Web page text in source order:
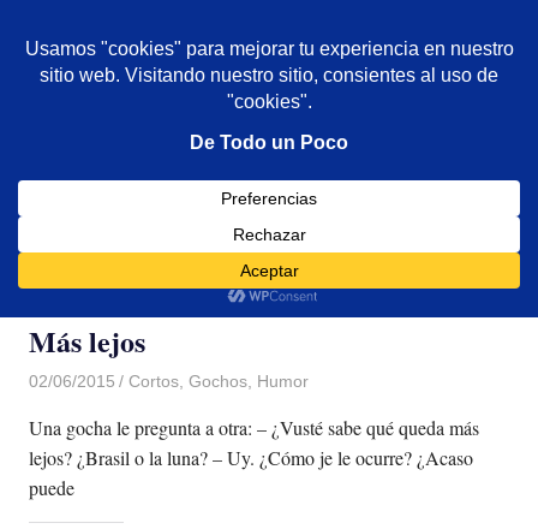
contenido
De todo un poco
Reflexiones,
Viajes
MENÚ
Categoría:Gochos
Más lejos
02/06/2015 Luis Castellanos
Cortos, Gochos, Humor
Una gocha le pregunta a otra: – ¿Vusté sabe qué queda más
lejos? ¿Brasil o la luna? – Uy. ¿Cómo je le ocurre? ¿Acaso
puede